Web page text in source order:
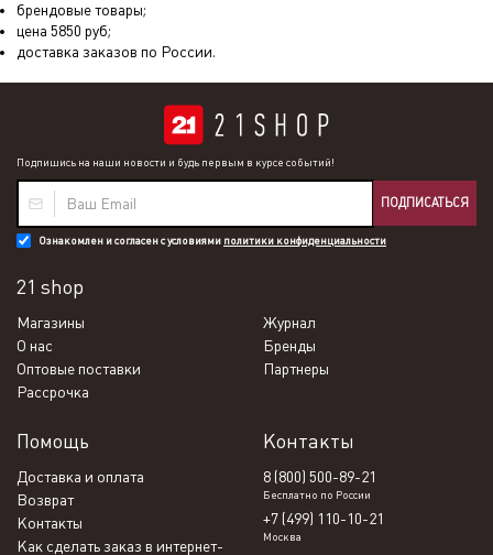
брендовые товары;
цена 5850 руб;
доставка заказов по России.
Подпишись на наши новости и будь первым в курсе событий!
ПОДПИСАТЬСЯ
Ознакомлен и согласен с условиями политики конфиденциальности
21 shop
Магазины
Журнал
О нас
Бренды
Оптовые поставки
Партнеры
Рассрочка
Помощь
Доставка и оплата
Возврат
Контакты
Как сделать заказ в интернет-
Контакты
8 (800) 500-89-21
Бесплатно по России
+7 (499) 110-10-21
Москва